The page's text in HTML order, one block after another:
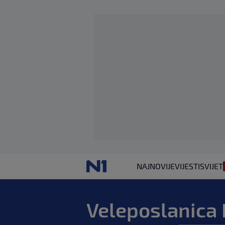
NAJNOVIJEVIJESTISVIJET
Veleposlanica